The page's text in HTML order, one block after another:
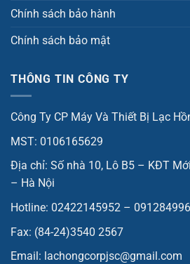
Chính sách bảo hành
Chính sách bảo mật
THÔNG TIN CÔNG TY
Công Ty CP Máy Và Thiết Bị Lạc
MST: 0106165629
Địa chỉ: Số nhà 10, Lô B5 – KĐT
– Hà Nội
Hotline: 02422145952 –
Fax: (84-24)3540 2567
Email: lachongcorpjsc@gmail.com